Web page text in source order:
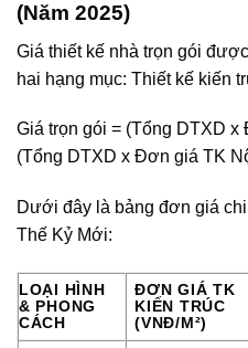
(Năm 2025)
Giá thiết kế nhà trọn gói
hai hạng mục: Thiết kế kiến
Giá trọn gói = (Tổng DTXD
(Tổng DTXD x Đơn giá TK
Dưới đây là bảng đơn giá
Thế Kỷ Mới:
LOẠI HÌNH
& PHONG
CÁCH
ĐƠN GIÁ TK
KIẾN TRÚC
(VNĐ/M²)